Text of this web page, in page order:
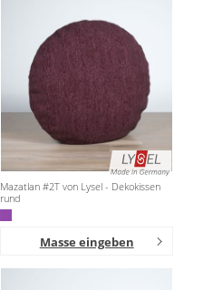
Mazatlan #2T von Lysel - Dekokissen
rund
Masse eingeben